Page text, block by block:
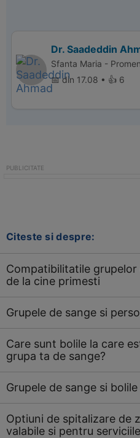
Dr. Saadeddin
Sfanta Maria -
📅 din 17.08 • 👍 6
Citeste si despre:
Compatibilitatile grupelor
de la cine primesti
Grupele de sange si
Care sunt bolile la care
grupa ta de sange?
Grupele de sange si
Optiuni de spitalizare de
valabile si pentru